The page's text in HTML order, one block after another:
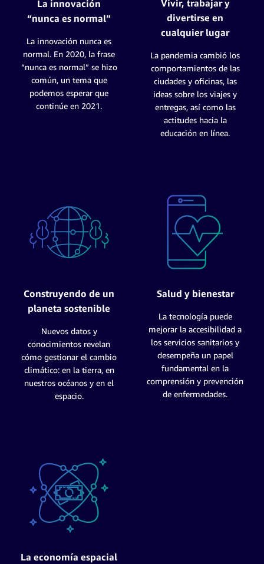
La innovación
“nunca es normal”
La innovación nunca es
normal. En 2020, la frase
“nunca es normal” se hizo
común, un tema que
podemos esperar que
continúe en 2021.
Vivir, trabajar y
divertirse en
cualquier lugar
La pandemia cambió los
comportamientos de las
ciudades y oficinas, las
ideas sobre los viajes y
entregas, así como las
actitudes hacia la
educación en línea.
Construyendo de un
planeta sostenible
Nuevos datos y
conocimientos revelan
cómo gestionar el cambio
climático: en la tierra, en
nuestros océanos y en el
espacio.
Salud y bienestar
La tecnología puede
mejorar la accesibilidad a
los servicios sanitarios y
desempeña un papel
fundamental en la
comprensión y prevención
de enfermedades.
La economía espacial